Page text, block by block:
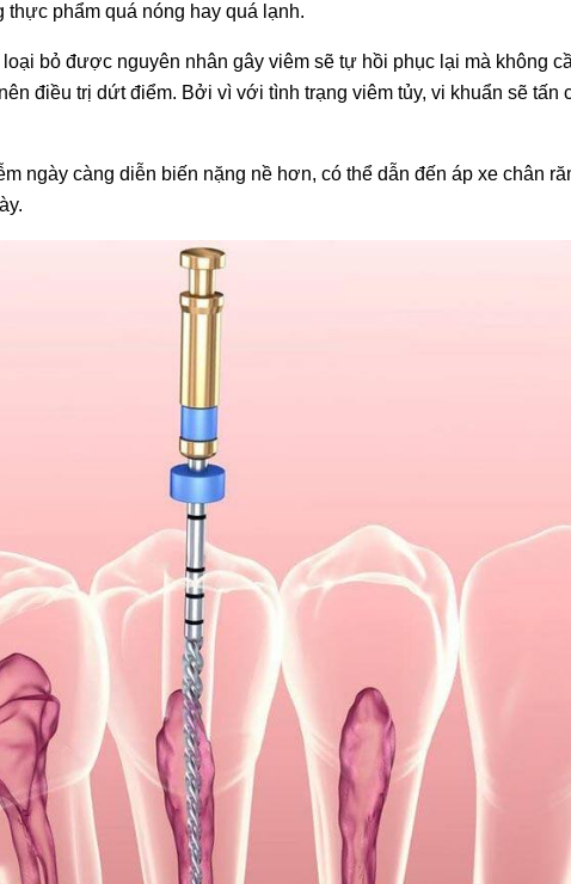
phẩm quá nóng hay quá lạnh.
bỏ được nguyên nhân gây viêm sẽ tự hồi phục lại mà không
điều trị dứt điểm. Bởi vì với tình trạng viêm tủy, vi khuẩn sẽ tấn
ngày càng diễn biến nặng nề hơn, có thể dẫn đến áp xe chân